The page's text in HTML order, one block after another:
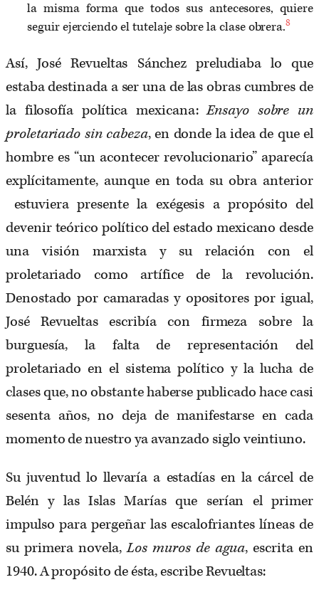
la misma forma que todos sus antecesores, quiere
seguir ejerciendo el tutelaje sobre la clase obrera.8
Así, José Revueltas Sánchez preludiaba lo que
estaba destinada a ser una de las obras cumbres de
la filosofía política mexicana:Ensayo sobre un
proletariado sin cabeza, en donde la idea de que el
hombre es “un acontecer revolucionario” aparecía
explícitamente, aunque en toda su obra anterior
estuviera presente la exégesis a propósito del
devenir teórico político del estado mexicano desde
una visión marxista y su relación con el
proletariado como artífice de la revolución.
Denostado por camaradas y opositores por igual,
José Revueltas escribía con firmeza sobre la
burguesía, la falta de representación del
proletariado en el sistema político y la lucha de
clases que, no obstante haberse publicado hace casi
sesenta años, no deja de manifestarse en cada
momento de nuestro ya avanzado siglo veintiuno.
Su juventud lo llevaría a estadías en la cárcel de
Belén y las Islas Marías que serían el primer
impulso para pergeñar las escalofriantes líneas de
su primera novela,Los muros de agua, escrita en
1940. A propósito de ésta, escribe Revueltas: